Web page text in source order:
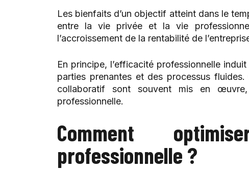
Les bienfaits d’un objectif atteint dans le
entre la vie privée et la vie
l’accroissement de la rentabilité de
En principe, l’efficacité professionnelle
parties prenantes et des processus
collaboratif sont souvent mis en
professionnelle.
Comment
professionnelle ?